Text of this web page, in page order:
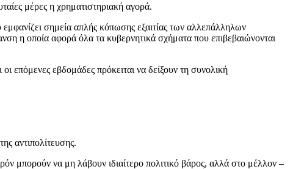
μέρες η χρηματιστηριακή αγορά.
σημεία απλής κόπωσης εξαιτίας των αλλεπάλληλων
η οποία αφορά όλα τα κυβερνητικά σχήματα που επιβεβαιώνονται
επόμενες εβδομάδες πρόκειται να δείξουν τη συνολική
αντιπολίτευσης.
μπορούν να μη λάβουν ιδιαίτερο πολιτικό βάρος, αλλά στο μέλλον –